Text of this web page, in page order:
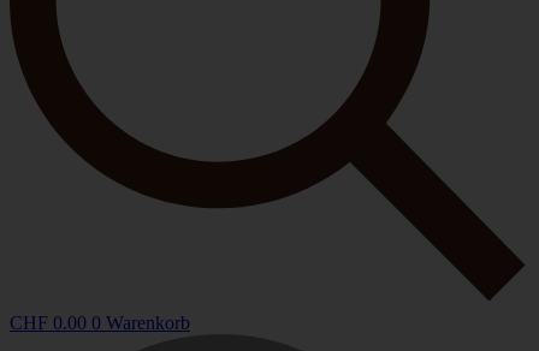
CHF 0.00 0 Warenkorb